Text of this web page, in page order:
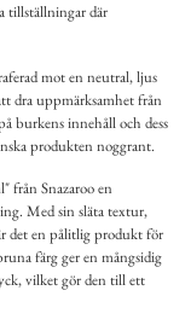
tillställningar där
mot en neutral, ljus
dra uppmärksamhet från
burkens innehåll och dess
produkten noggrant.
från Snazaroo en
Med sin släta textur,
det en pålitlig produkt för
färg ger en mångsidig
vilket gör den till ett